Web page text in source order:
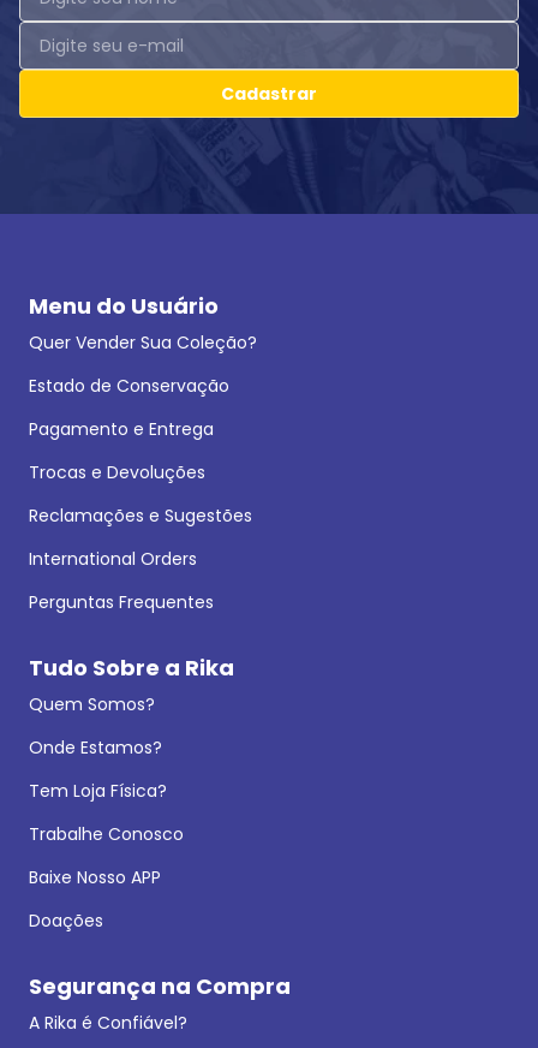
Cadastrar
Menu do Usuário
Quer Vender Sua Coleção?
Estado de Conservação
Pagamento e Entrega
Trocas e Devoluções
Reclamações e Sugestões
International Orders
Perguntas Frequentes
Tudo Sobre a Rika
Quem Somos?
Onde Estamos?
Tem Loja Física?
Trabalhe Conosco
Baixe Nosso APP
Doações
Segurança na Compra
A Rika é Confiável?